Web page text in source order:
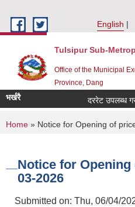
English
Tulsipur Sub-
Office of the Municipal
Province, Dang
भर्खरै दररेट उपलब्ध
You are here
Home » Notice for Opening of
Notice for
03-2026
Submitted on: Thu, 06/04/